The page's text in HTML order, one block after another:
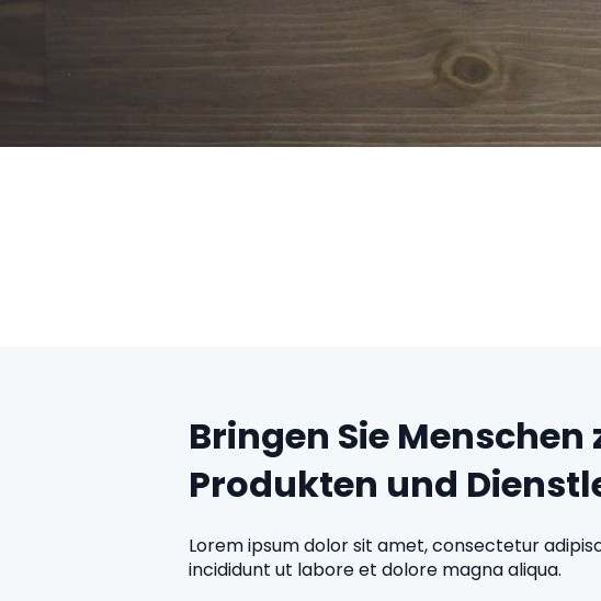
Bringen Sie Menschen
Produkten und
Lorem ipsum dolor sit amet, consectetur
incididunt ut labore et dolore magna aliqua.